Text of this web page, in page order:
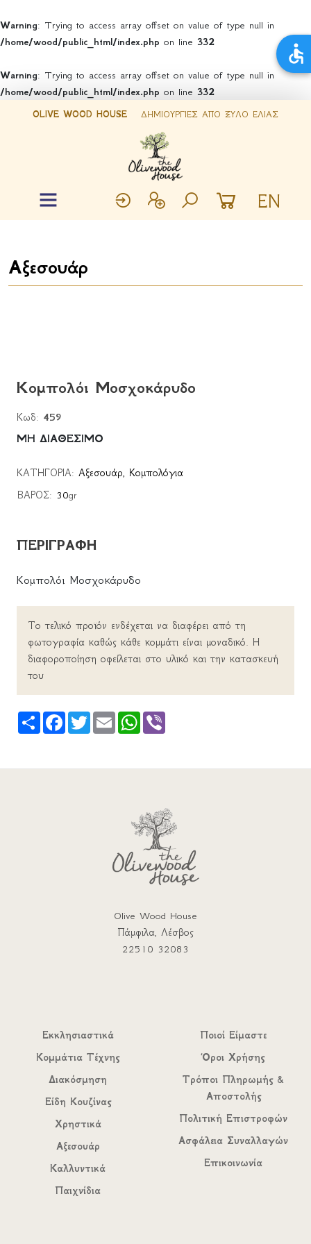
Warning: Trying to access array offset on value of type null in
/home/wood/public_html/index.php on line 332
Warning: Trying to access array offset on value of type null in
/home/wood/public_html/index.php on line 332
OLIVE WOOD HOUSE ΔΗΜΙΟΥΡΓΙΕΣ ΑΠΟ ΞΥΛΟ ΕΛΙΑΣ
EN
Αξεσουάρ
Κομπολόι Mοσχοκάρυδο
Κωδ: 459
ΜΗ ΔΙΑΘΕΣΙΜΟ
ΚΑΤΗΓΟΡΙΑ: Αξεσουάρ, Κομπολόγια
ΒΑΡΟΣ: 30gr
ΠΕΡΙΓΡΑΦΗ
Κομπολόι Mοσχοκάρυδο
Το τελικό προϊόν ενδέχεται να διαφέρει από τη
φωτογραφία καθώς κάθε κομμάτι είναι μοναδικό. Η
διαφοροποίηση οφείλεται στο υλικό και την κατασκευή
του
Share FacebookTwitterEmail WhatsApp
Olive Wood House
Πάμφιλα, Λέσβος
22510 32083
Εκκλησιαστικά
Κομμάτια Τέχνης
Διακόσμηση
Είδη Κουζίνας
Χρηστικά
Αξεσουάρ
Καλλυντικά
Παιχνίδια
Ποιοί Είμαστε
Όροι Χρήσης
Τρόποι Πληρωμής &
Αποστολής
Πολιτική Επιστροφών
Ασφάλεια Συναλλαγών
Επικοινωνία